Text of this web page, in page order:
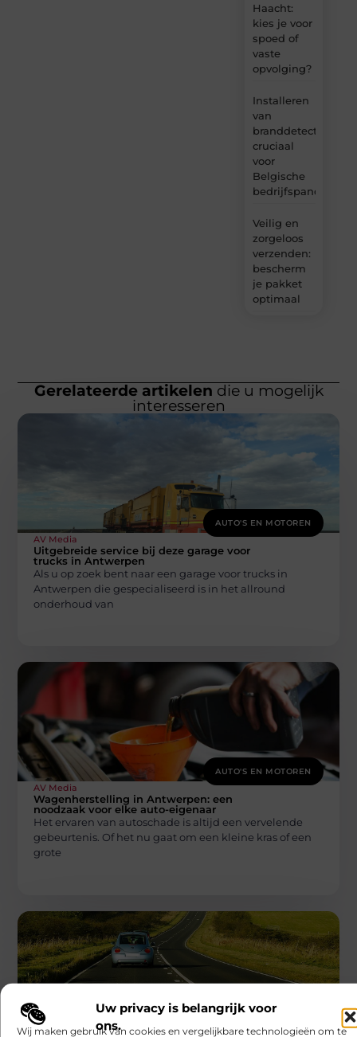
Uw privacy is belangrijk voor
ons.
Wij maken gebruik van cookies en vergelijkbare technologieën om te
Haacht:
kies je voor
spoed of
vaste
opvolging?
Installeren
van
branddetectie:
cruciaal
voor
Belgische
bedrijfspanden
Veilig en
zorgeloos
verzenden:
bescherm
je pakket
optimaal
Gerelateerde artikelen die u mogelijk
interesseren
AUTO'S EN MOTOREN
AV Media
Uitgebreide service bij deze garage voor
trucks in Antwerpen
Als u op zoek bent naar een garage voor trucks in
Antwerpen die gespecialiseerd is in het allround
onderhoud van
AUTO'S EN MOTOREN
AV Media
Wagenherstelling in Antwerpen: een
noodzaak voor elke auto-eigenaar
Het ervaren van autoschade is altijd een vervelende
gebeurtenis. Of het nu gaat om een kleine kras of een
grote